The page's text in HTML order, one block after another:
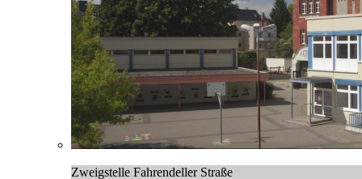
Zweigstelle Fahrendeller Straße